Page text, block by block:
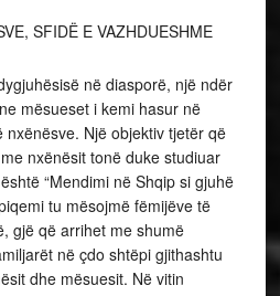
SFIDË E VAZHDUESHME
në diasporë, një ndër
mësueset i kemi hasur në
Një objektiv tjetër që
nxënësit tonë duke studiuar
“Mendimi në Shqip si gjuhë
tu mësojmë fëmijëve të
gjë që arrihet me shumë
në çdo shtëpi gjithashtu
dhe mësuesit. Në vitin